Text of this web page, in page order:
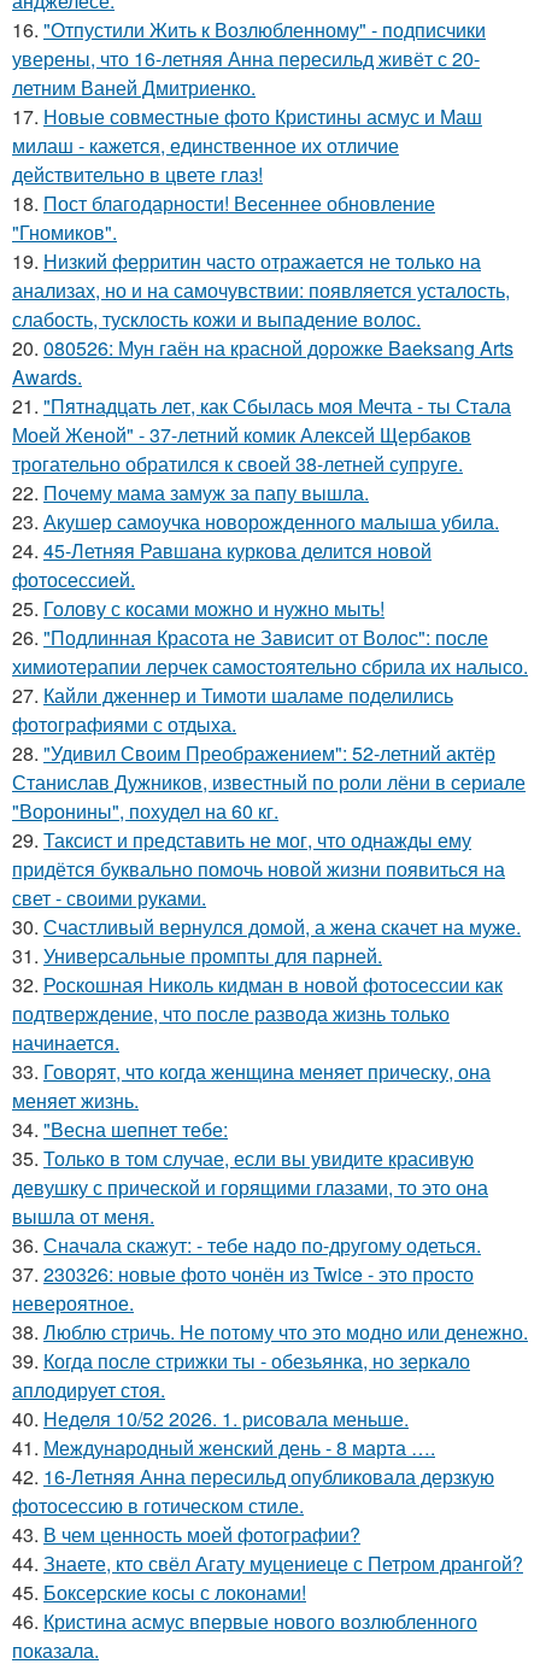
16. "Отпустили Жить к Возлюбленному" - подписчики
уверены, что 16-летняя Анна пересильд живёт с 20-
летним Ваней Дмитриенко.
17. Новые совместные фото Кристины асмус и Маш
милаш - кажется, единственное их отличие
действительно в цвете глаз!
18. Пост благодарности! Весеннее обновление
"Гномиков".
19. Низкий ферритин часто отражается не только на
анализах, но и на самочувствии: появляется усталость,
слабость, тусклость кожи и выпадение волос.
20. 080526: Мун гаён на красной дорожке Baeksang Arts
Awards.
21. "Пятнадцать лет, как Сбылась моя Мечта - ты Стала
Моей Женой" - 37-летний комик Алексей Щербаков
трогательно обратился к своей 38-летней супруге.
22. Почему мама замуж за папу вышла.
23. Акушер самоучка новорожденного малыша убила.
24. 45-Летняя Равшана куркова делится новой
фотосессией.
25. Голову с косами можно и нужно мыть!
26. "Подлинная Красота не Зависит от Волос": после
химиотерапии лерчек самостоятельно сбрила их налысо.
27. Кайли дженнер и Тимоти шаламе поделились
фотографиями с отдыха.
28. "Удивил Своим Преображением": 52-летний актёр
Станислав Дужников, известный по роли лёни в сериале
"Воронины", похудел на 60 кг.
29. Таксист и представить не мог, что однажды ему
придётся буквально помочь новой жизни появиться на
свет - своими руками.
30. Счастливый вернулся домой, а жена скачет на муже.
31. Универсальные промпты для парней.
32. Роскошная Николь кидман в новой фотосессии как
подтверждение, что после развода жизнь только
начинается.
33. Говорят, что когда женщина меняет прическу, она
меняет жизнь.
34. "Весна шепнет тебе:
35. Только в том случае, если вы увидите красивую
девушку с прической и горящими глазами, то это она
вышла от меня.
36. Сначала скажут: - тебе надо по-другому одеться.
37. 230326: новые фото чонён из Twice - это просто
невероятное.
38. Люблю стричь. Не потому что это модно или денежно.
39. Когда после стрижки ты - обезьянка, но зеркало
аплодирует стоя.
40. Неделя 10/52 2026. 1. рисовала меньше.
41. Международный женский день - 8 марта ….
42. 16-Летняя Анна пересильд опубликовала дерзкую
фотосессию в готическом стиле.
43. В чем ценность моей фотографии?
44. Знаете, кто свёл Агату муцениеце с Петром дрангой?
45. Боксерские косы с локонами!
46. Кристина асмус впервые нового возлюбленного
показала.